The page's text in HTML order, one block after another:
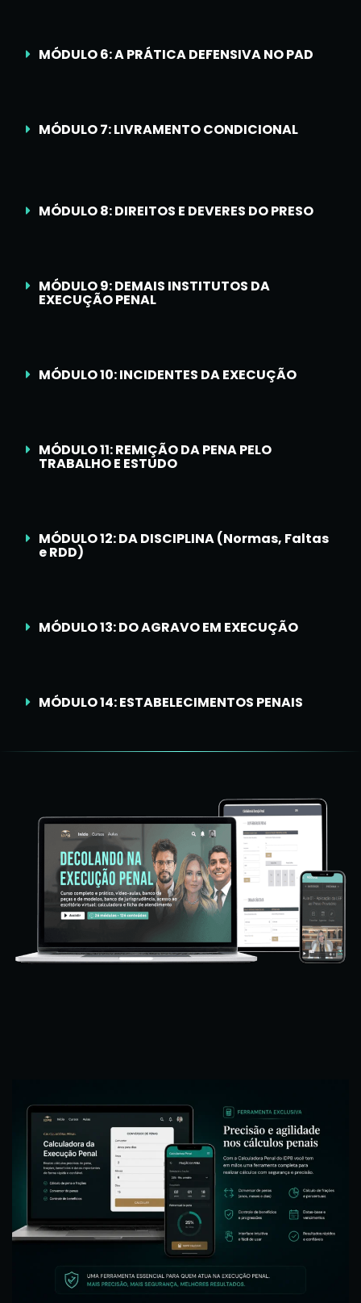
MÓDULO 6: A PRÁTICA DEFENSIVA NO PAD
MÓDULO 7: LIVRAMENTO CONDICIONAL
MÓDULO 8: DIREITOS E DEVERES DO PRESO
MÓDULO 9: DEMAIS INSTITUTOS DA
EXECUÇÃO PENAL
MÓDULO 10: INCIDENTES DA EXECUÇÃO
MÓDULO 11: REMIÇÃO DA PENA PELO
TRABALHO E ESTUDO
MÓDULO 12: DA DISCIPLINA (Normas, Faltas
e RDD)
MÓDULO 13: DO AGRAVO EM EXECUÇÃO
MÓDULO 14: ESTABELECIMENTOS PENAIS